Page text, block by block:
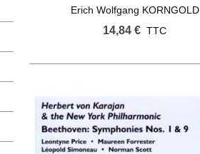
Erich Wolfgang KORNGOLD
14,84 € TTC